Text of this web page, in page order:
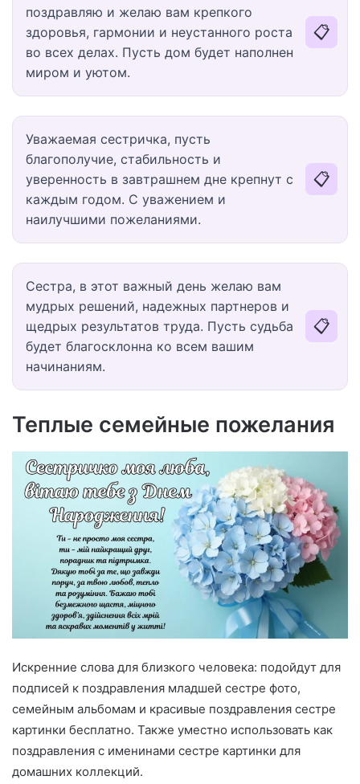
поздравляю и желаю вам крепкого
здоровья, гармонии и неустанного роста
во всех делах. Пусть дом будет наполнен
миром и уютом.
📋
Уважаемая сестричка, пусть
благополучие, стабильность и
уверенность в завтрашнем дне крепнут с
каждым годом. С уважением и
наилучшими пожеланиями.
📋
Сестра, в этот важный день желаю вам
мудрых решений, надежных партнеров и
щедрых результатов труда. Пусть судьба
будет благосклонна ко всем вашим
начинаниям.
📋
Теплые семейные пожелания
Искренние слова для близкого человека: подойдут для
подписей к поздравления младшей сестре фото,
семейным альбомам и красивые поздравления сестре
картинки бесплатно. Также уместно использовать как
поздравления с именинами сестре картинки для
домашних коллекций.